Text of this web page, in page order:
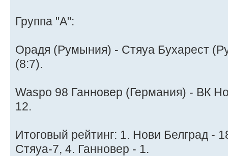
Группа "A":
Орадя (Румыния) - Стяуа Бухарест
(8:7).
Waspo 98 Ганновер (Германия) - ВК
12.
Итоговый рейтинг: 1. Нови Белград -
Стяуа-7, 4. Ганновер - 1.